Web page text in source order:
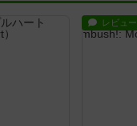
レビュー